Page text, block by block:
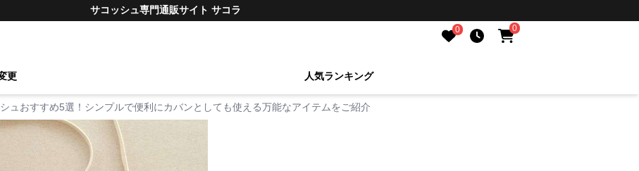
サコッシュ専門通販サイト サコラ
0 0
更 人気ランキング
ュおすすめ5選！シンプルで便利にカバンとしても使える万能なアイテムをご紹介